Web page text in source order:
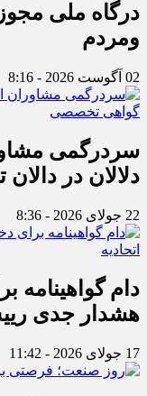
درگاه ملی
ومردم
02 آگوست 2026 - 8:16
سردرگمی
دلالان در
22 جولای 2026 - 8:36
دام گواهینامه
هشدار جدی
17 جولای 2026 - 11:42